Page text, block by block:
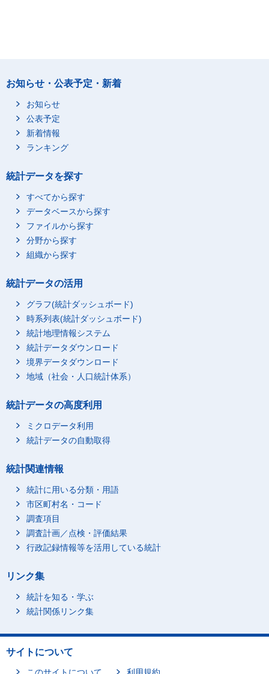
お知らせ・公表予定・新着
お知らせ
公表予定
新着情報
ランキング
統計データを探す
すべてから探す
データベースから探す
ファイルから探す
分野から探す
組織から探す
統計データの活用
グラフ(統計ダッシュボード)
時系列表(統計ダッシュボード)
統計地理情報システム
統計データダウンロード
境界データダウンロード
地域（社会・人口統計体系）
統計データの高度利用
ミクロデータ利用
統計データの自動取得
統計関連情報
統計に用いる分類・用語
市区町村名・コード
調査項目
調査計画／点検・評価結果
行政記録情報等を活用している統計
リンク集
統計を知る・学ぶ
統計関係リンク集
サイトについて